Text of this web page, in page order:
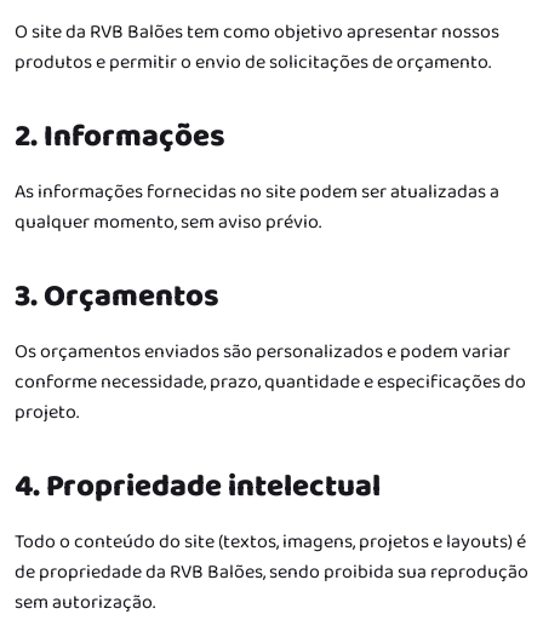
O site da RVB Balões tem como objetivo apresentar nossos
produtos e permitir o envio de solicitações de orçamento.
2. Informações
As informações fornecidas no site podem ser atualizadas a
qualquer momento, sem aviso prévio.
3. Orçamentos
Os orçamentos enviados são personalizados e podem variar
conforme necessidade, prazo, quantidade e especificações do
projeto.
4. Propriedade intelectual
Todo o conteúdo do site (textos, imagens, projetos e layouts) é
de propriedade da RVB Balões, sendo proibida sua reprodução
sem autorização.